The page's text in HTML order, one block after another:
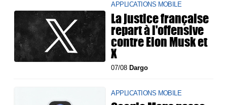
APPLICATIONS MOBILE
La justice française
repart à l'offensive
contre Elon Musk et
X
07/08 Dargo
APPLICATIONS MOBILE